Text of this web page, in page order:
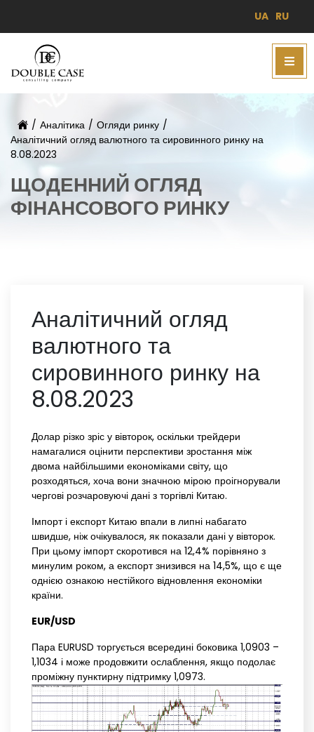
UA RU
/ Аналітика / Огляди ринку /
Аналітичний огляд валютного та сировинного ринку на
8.08.2023
ЩОДЕННИЙ ОГЛЯД
ФІНАНСОВОГО РИНКУ
Аналітичний огляд
валютного та
сировинного ринку на
8.08.2023
Долар різко зріс у вівторок, оскільки трейдери
намагалися оцінити перспективи зростання між
двома найбільшими економіками світу, що
розходяться, хоча вони значною мірою проігнорували
чергові розчаровуючі дані з торгівлі Китаю.
Імпорт і експорт Китаю впали в липні набагато
швидше, ніж очікувалося, як показали дані у вівторок.
При цьому імпорт скоротився на 12,4% порівняно з
минулим роком, а експорт знизився на 14,5%, що є ще
однією ознакою нестійкого відновлення економіки
країни.
EUR/USD
Пара EURUSD торгується всередині боковика 1,0903 –
1,1034 і може продовжити ослаблення, якщо подолає
проміжну пунктирну підтримку 1,0973.